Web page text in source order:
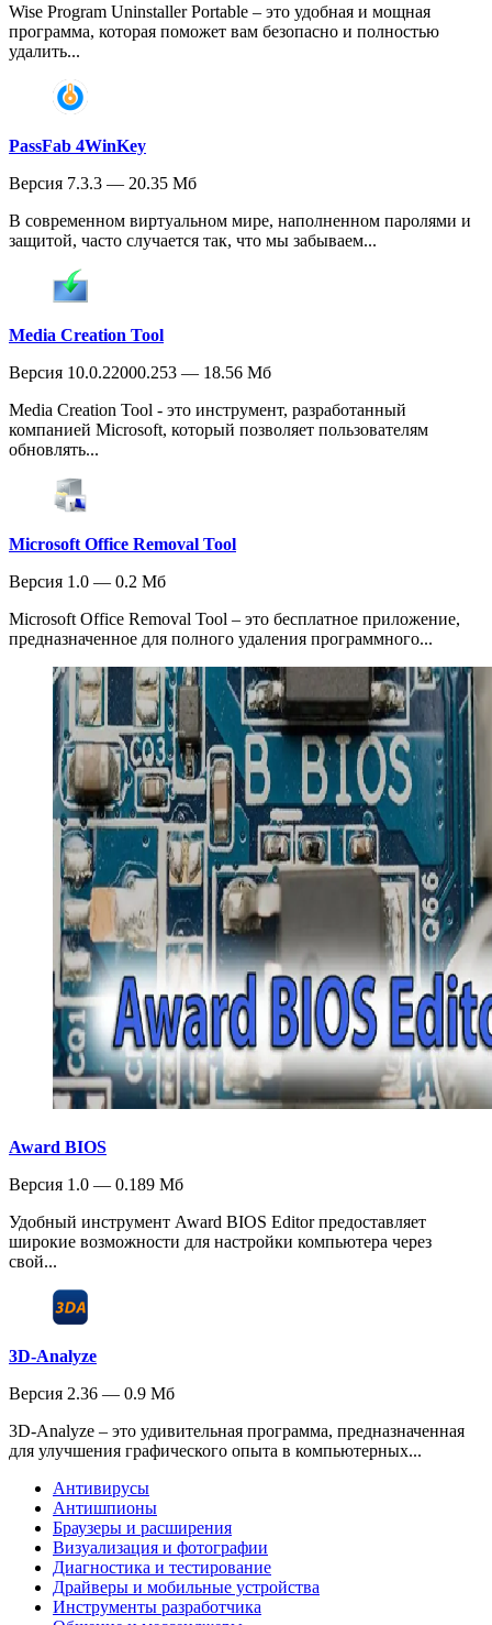
Wise Program Uninstaller Portable – это удобная и мощная
программа, которая поможет вам безопасно и полностью
удалить...
PassFab 4WinKey
Версия 7.3.3 — 20.35 Мб
В современном виртуальном мире, наполненном паролями и
защитой, часто случается так, что мы забываем...
Media Creation Tool
Версия 10.0.22000.253 — 18.56 Мб
Media Creation Tool - это инструмент, разработанный
компанией Microsoft, который позволяет пользователям
обновлять...
Microsoft Office Removal Tool
Версия 1.0 — 0.2 Мб
Microsoft Office Removal Tool – это бесплатное приложение,
предназначенное для полного удаления программного...
Award BIOS
Версия 1.0 — 0.189 Мб
Удобный инструмент Award BIOS Editor предоставляет
широкие возможности для настройки компьютера через
свой...
3D-Analyze
Версия 2.36 — 0.9 Мб
3D-Analyze – это удивительная программа, предназначенная
для улучшения графического опыта в компьютерных...
Антивирусы
Антишпионы
Браузеры и расширения
Визуализация и фотографии
Диагностика и тестирование
Драйверы и мобильные устройства
Инструменты разработчика